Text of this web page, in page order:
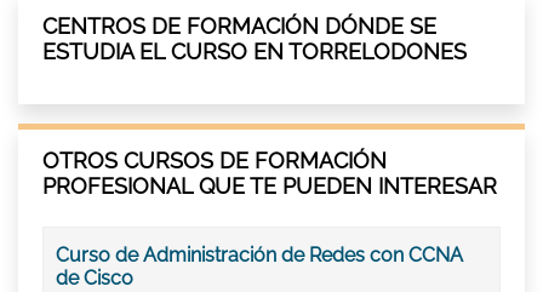
CENTROS DE FORMACIÓN DÓNDE SE
ESTUDIA EL CURSO EN TORRELODONES
OTROS CURSOS DE FORMACIÓN
PROFESIONAL QUE TE PUEDEN INTERESAR
Curso de Administración de Redes con CCNA
de Cisco